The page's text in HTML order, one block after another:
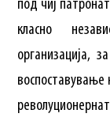
под чиј
класно
организација,
воспоставување